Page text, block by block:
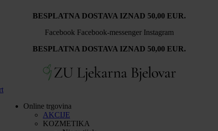
BESPLATNA DOSTAVA IZNAD 50,00 EUR.
Facebook Facebook-messenger Instagram
BESPLATNA DOSTAVA IZNAD 50,00 EUR.
Online trgovina
AKCIJE
KOZMETIKA